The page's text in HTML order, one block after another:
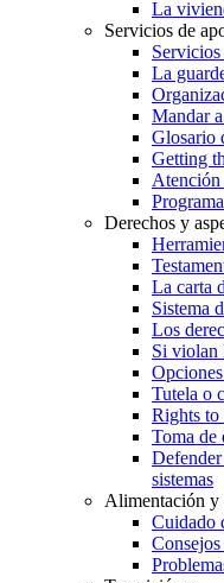
La
Servicios de
La
Mandar
Glosario
Getting
Atención
Derechos y
La carta
Sistema
Los
Si violan
Tutela o
Rights to
Toma de
sistemas
Alimentación y
Cuidado